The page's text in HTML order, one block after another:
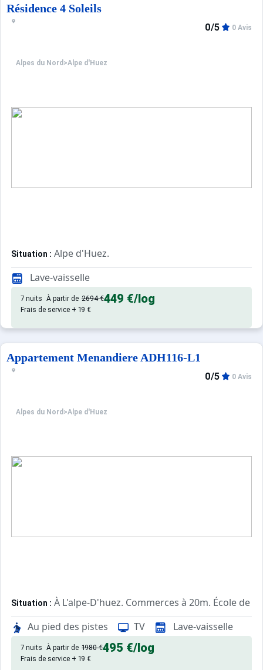
Résidence 4 Soleils
Alpes du Nord >Alpe d'Huez
0/5 0 Avis
Situation : Alpe d'Huez.
Appartement :Agréable et confortable. Sous réserve de
Lave-vaisselle
7 nuits À partir de 2694 €449 €/log
Frais de service + 19 €
Appartement Menandiere ADH116-L1
Alpes du Nord >Alpe d'Huez
0/5 0 Avis
Situation : À L'alpe-D'huez. Commerces à 20m. École de
Appartement de particulier :Confortable et tout équipé.
Au pied des pistes TV Lave-vaisselle
7 nuits À partir de 1980 €495 €/log
Frais de service + 19 €